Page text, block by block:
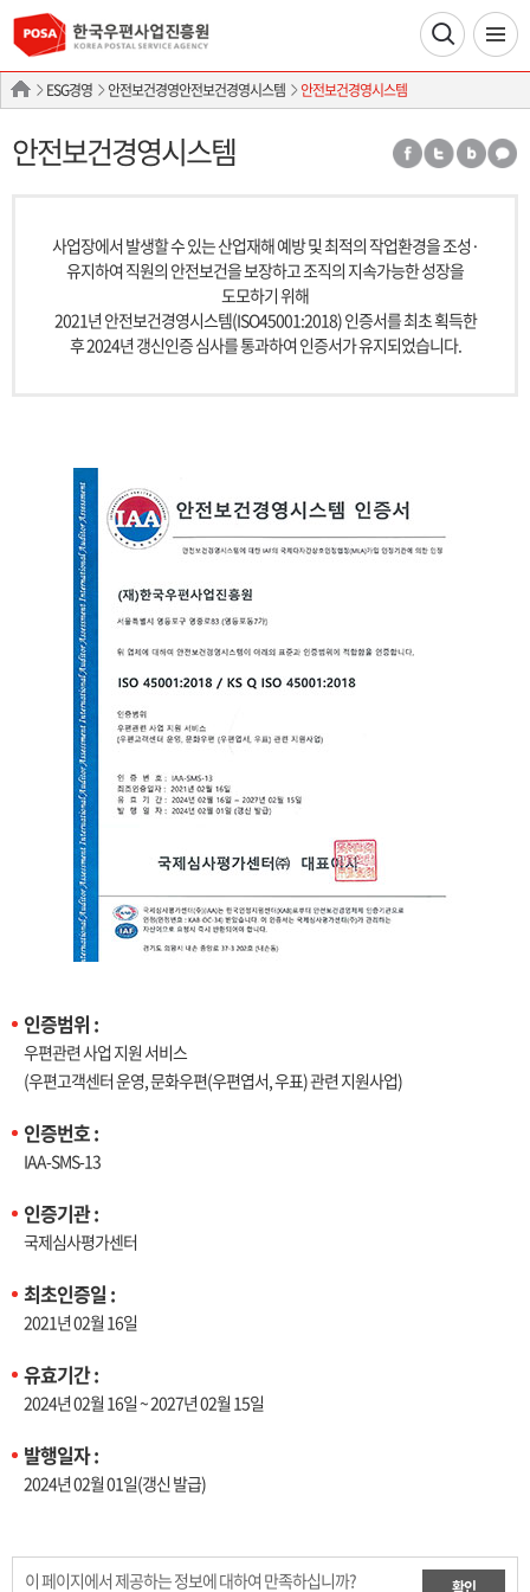
ESG경영 안전보건경영안전보건경영시스템 안전보건경영시스템
안전보건경영시스템
사업장에서 발생할 수 있는 산업재해 예방 및 최적의 작업환경을 조성·
유지하여 직원의 안전보건을 보장하고 조직의 지속가능한 성장을
도모하기 위해
2021년 안전보건경영시스템(ISO45001:2018) 인증서를 최초 획득한
후 2024년 갱신인증 심사를 통과하여 인증서가 유지되었습니다.
인증범위 :
우편관련 사업 지원 서비스
(우편고객센터 운영, 문화우편(우편엽서, 우표) 관련 지원사업)
인증번호 :
IAA-SMS-13
인증기관 :
국제심사평가센터
최초인증일 :
2021년 02월 16일
유효기간 :
2024년 02월 16일 ~ 2027년 02월 15일
발행일자 :
2024년 02월 01일(갱신 발급)
이 페이지에서 제공하는 정보에 대하여 만족하십니까? 확인